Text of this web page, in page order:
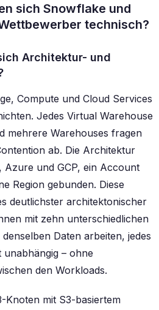
sich Snowflake und
technisch?
Architektur- und
Compute und Cloud Services
Jedes Virtual Warehouse
mehrere Warehouses fragen
ab. Die Architektur
Azure und GCP, ein Account
Region gebunden. Diese
deutlichster architektonischer
mit zehn unterschiedlichen
Daten arbeiten, jedes
– ohne
den Workloads.
Knoten mit S3-basiertem